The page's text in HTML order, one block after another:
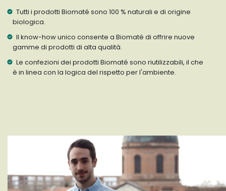
Tutti i prodotti Biomaté sono 100 % naturali e di origine
biologica.
Il know-how unico consente a Biomaté di offrire nuove
gamme di prodotti di alta qualità.
Le confezioni dei prodotti Biomaté sono riutilizzabili, il che
è in linea con la logica del rispetto per l'ambiente.